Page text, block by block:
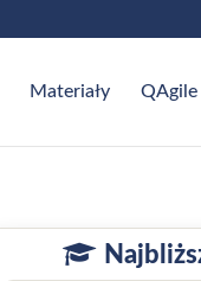
Materiały QAgile